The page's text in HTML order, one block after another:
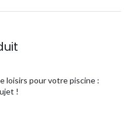
loisirs pour votre piscine :
!